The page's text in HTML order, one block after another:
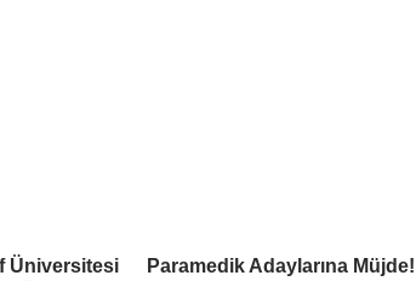
Üniversitesi
Paramedik Adaylarına Müjde!